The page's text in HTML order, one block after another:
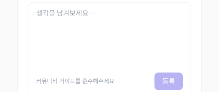
커뮤니티 가이드를 준수해주세요 등록